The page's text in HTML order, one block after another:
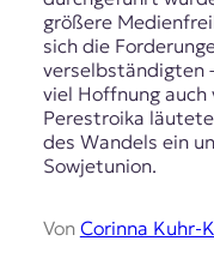
größere
sich die
verselbständigten
viel Hoffnung
Perestroika
des Wandels ein
Sowjetunion.
Von Corinna Kuhr-